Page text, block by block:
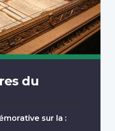
du
sur la :